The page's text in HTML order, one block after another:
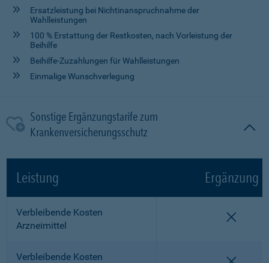
Ersatzleistung bei Nichtinanspruchnahme der
Wahlleistungen
100 % Erstattung der Restkosten, nach Vorleistung der
Beihilfe
Beihilfe-Zuzahlungen für Wahlleistungen
Einmalige Wunschverlegung
Sonstige Ergänzungstarife zum
Krankenversicherungsschutz
Leistung Ergänzung
Verbleibende Kosten
Arzneimittel
Verbleibende Kosten